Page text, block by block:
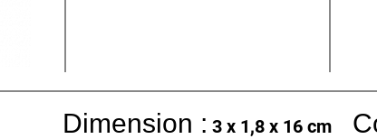
Dimension : 3 x 1,8 x 16 cm